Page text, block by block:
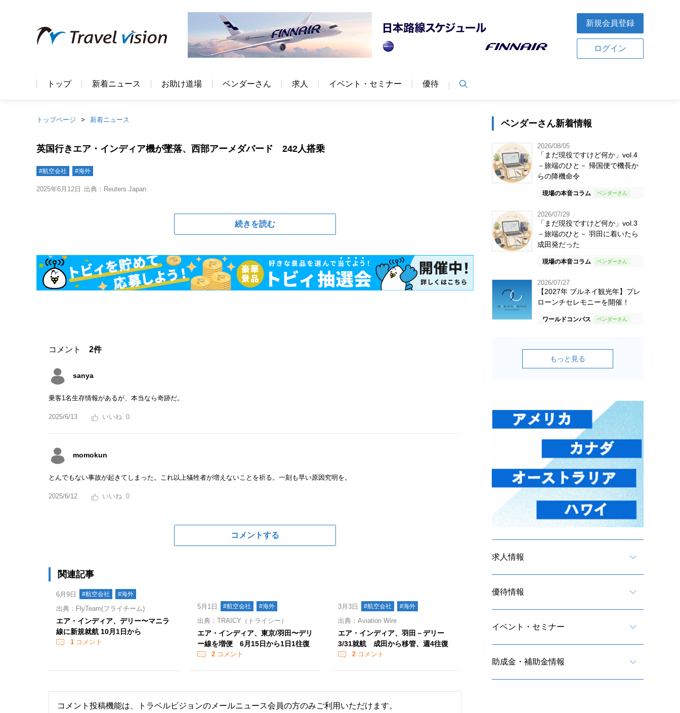
新規会員登録
ログイン
トップ 新着ニュース お助け道場 ベンダーさん 求人 イベント・セミナー 優待
トップページ 新着ニュース
英国行きエア・インディア機が墜落、西部アーメダバード 242人搭乗
#航空会社 #海外
2025年6月12日 出典：Reuters Japan
続きを読む
コメント 2件
sanya
乗客1名生存情報があるが、本当なら奇跡だ。
2025/6/13 0
momokun
とんでもない事故が起きてしまった。これ以上犠牲者が増えないことを祈る。一刻も早い原因究明を。
2025/6/12 0
コメントする
関連記事
6月9日 #航空会社 #海外
出典：FlyTeam(フライチーム)
エア・インディア、デリー〜マニラ
線に新規就航 10月1日から
1 コメント
5月1日 #航空会社 #海外
出典：TRAICY（トライシー）
エア・インディア、東京/羽田〜デリ
ー線を増便 6月15日から1日1往復
2コメント
3月3日 #航空会社 #海外
出典：Aviation Wire
エア・インディア、羽田－デリー
3/31就航 成田から移管、週4往復
2 コメント
コメント投稿機能は、トラベルビジョンのメールニュース会員の方のみご利用いただけます。
ベンダーさん新着情報
2026/08/05
「まだ現役ですけど何か」vol.4
－旅端のひと－ 帰国便で機長か
らの降機命令
現場の本音コラム
2026/07/29
「まだ現役ですけど何か」vol.3
－旅端のひと－ 羽田に着いたら
成田発だった
現場の本音コラム
2026/07/27
【2027年 ブルネイ観光年】プレ
ローンチセレモニーを開催！
ワールドコンパス
もっと見る
求人情報
優待情報
イベント・セミナー
助成金・補助金情報